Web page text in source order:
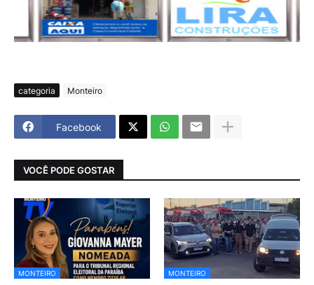
categoria Monteiro
Facebook
VOCÊ PODE GOSTAR
MONTEIRO MONTEIRO